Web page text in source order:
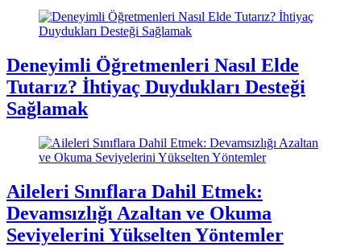
Deneyimli Öğretmenleri Nasıl Elde
Tutarız? İhtiyaç Duydukları Desteği
Sağlamak
Aileleri Sınıflara Dahil Etmek:
Devamsızlığı Azaltan ve Okuma
Seviyelerini Yükselten Yöntemler